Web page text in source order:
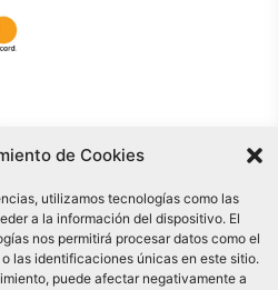
de Cookies
utilizamos tecnologías como las
a la información del dispositivo. El
nos permitirá procesar datos como el
las identificaciones únicas en este sitio.
puede afectar negativamente a
certificado SSL y operada bajo las